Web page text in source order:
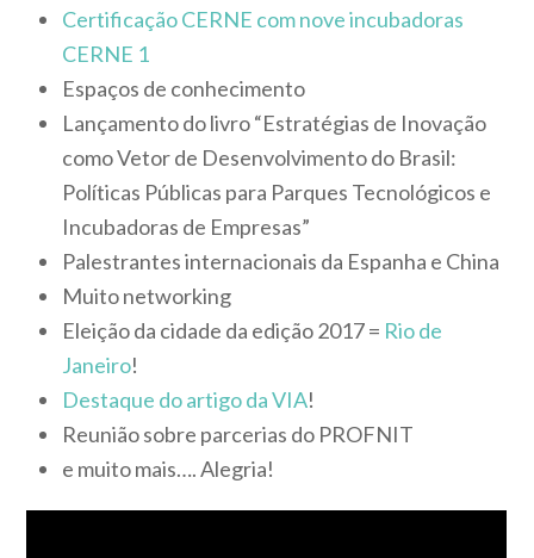
Certificação CERNE com nove incubadoras
CERNE 1
Espaços de conhecimento
Lançamento do livro “Estratégias de Inovação
como Vetor de Desenvolvimento do Brasil:
Políticas Públicas para Parques Tecnológicos e
Incubadoras de Empresas”
Palestrantes internacionais da Espanha e China
Muito networking
Eleição da cidade da edição 2017 = Rio de
Janeiro!
Destaque do artigo da VIA!
Reunião sobre parcerias do PROFNIT
e muito mais…. Alegria!